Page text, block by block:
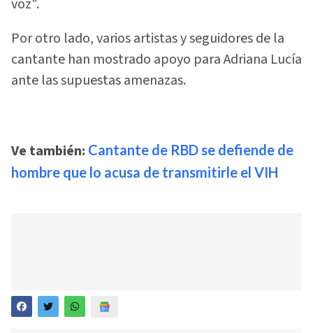
voz".
Por otro lado, varios artistas y seguidores de la
cantante han mostrado apoyo para Adriana Lucía
ante las supuestas amenazas.
Ve también: Cantante de RBD se defiende de
hombre que lo acusa de transmitirle el VIH